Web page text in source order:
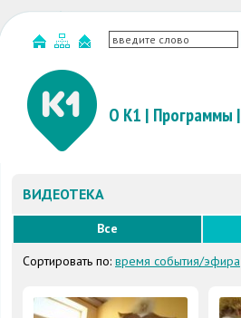
О К1 | Программы |
ВИДЕОТЕКА
Все
Сортировать по: время события/эфира